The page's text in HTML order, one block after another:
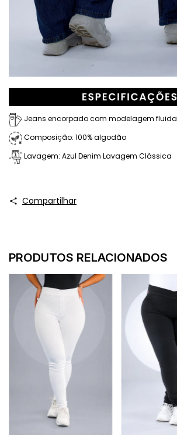
Jeans encorpado com modelagem fluida
Composição: 100% algodão
Lavagem: Azul Denim Lavagem Clássica
Compartilhar
PRODUTOS RELACIONADOS